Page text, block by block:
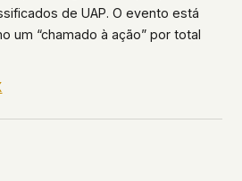
de UAP. O evento está
um “chamado à ação” por total